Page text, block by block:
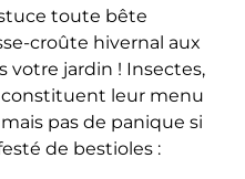
toute bête
croûte hivernal aux
votre jardin ! Insectes,
leur menu
pas de panique si
de bestioles :